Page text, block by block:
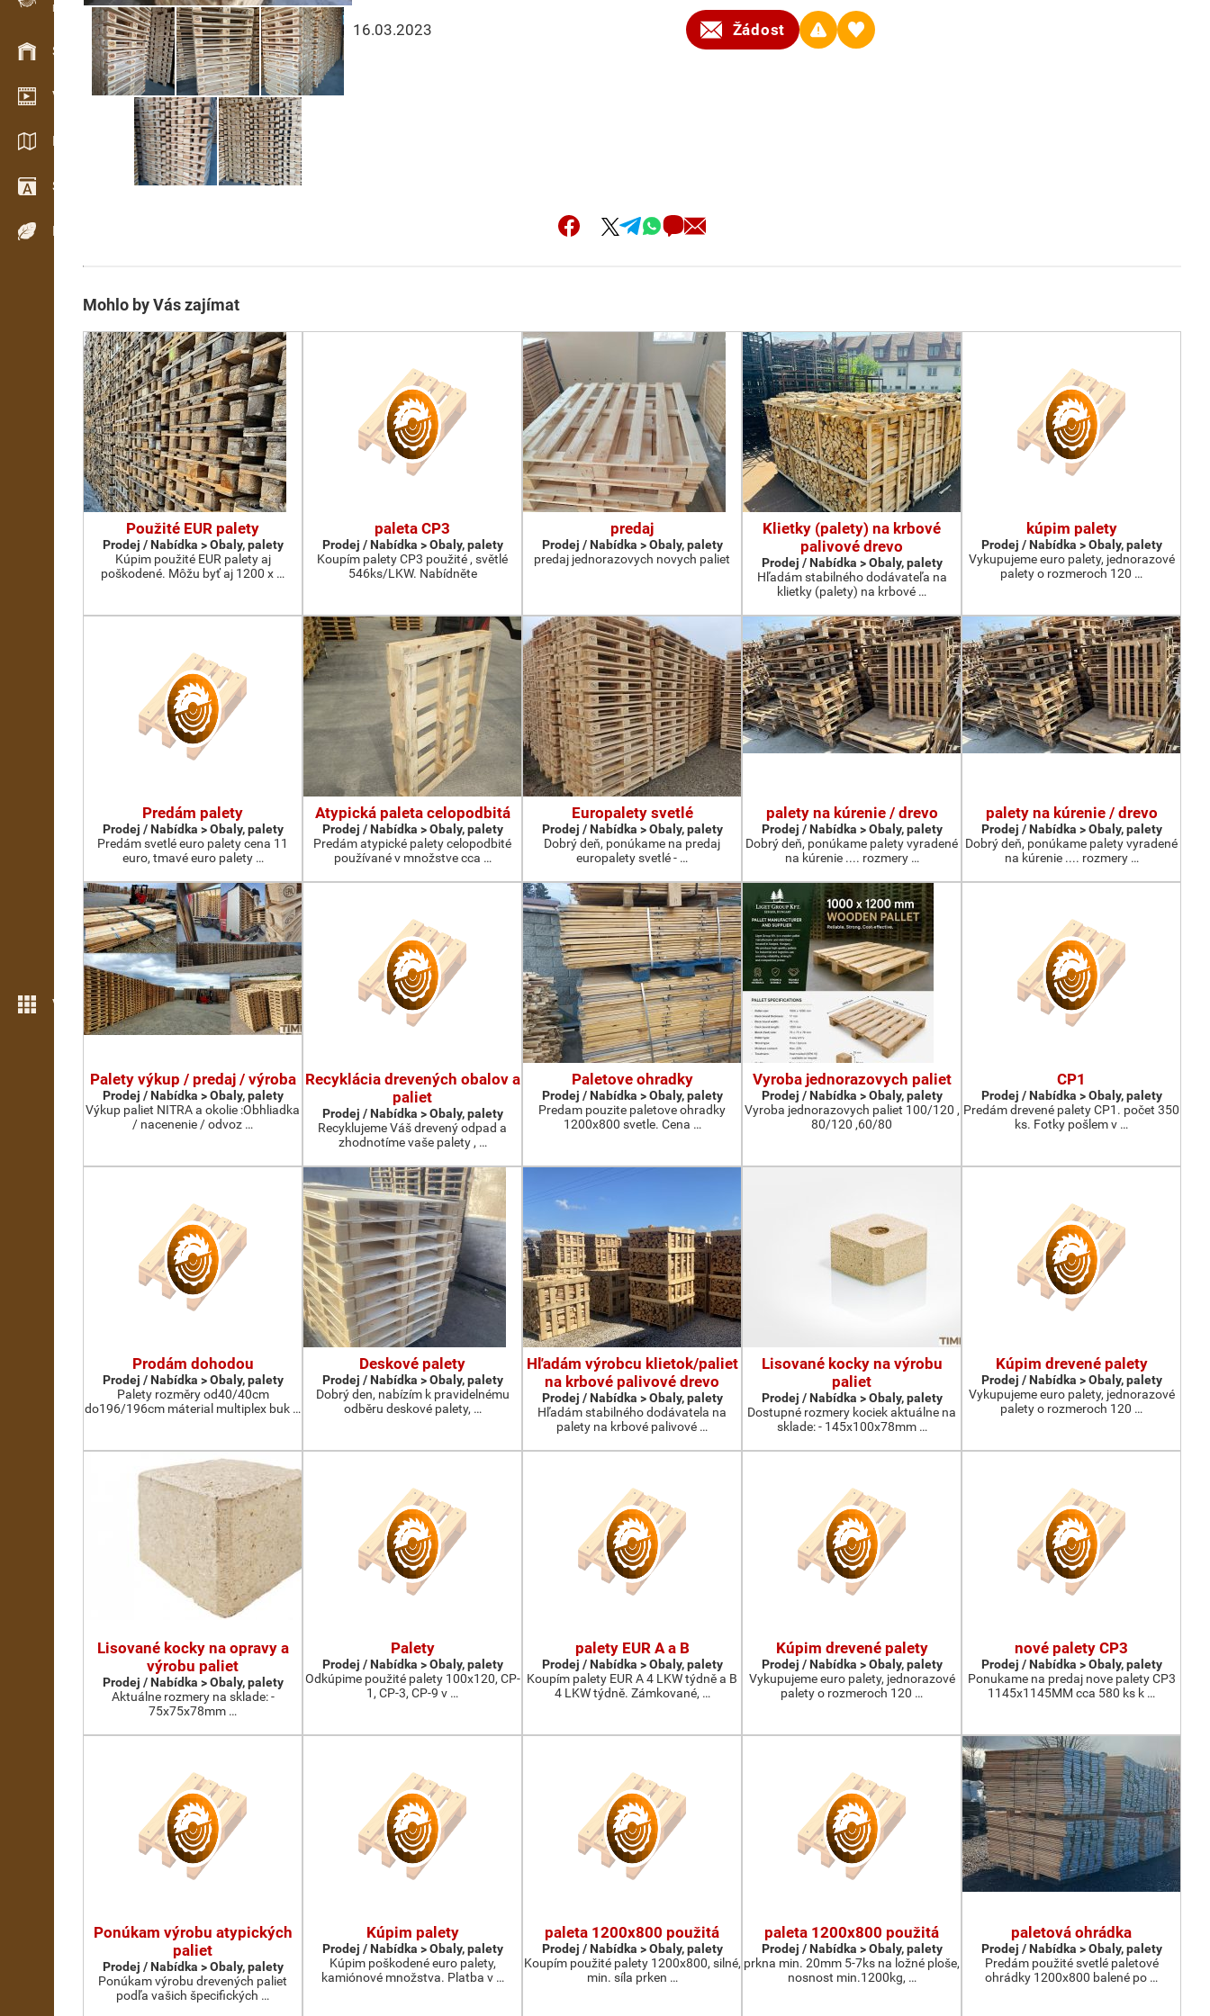
Evidence dřeva v terénu
Skladové hospodářství
Video showroom
Katalogy / Brožury
Slovník
Dřeviny
Více možností
16.03.2023 Žádost
Mohlo by Vás zajímat
Použité EUR palety
Prodej / Nabídka > Obaly, palety
Kúpim použité EUR palety aj
poškodené. Môžu byť aj 1200 x …
paleta CP3
Prodej / Nabídka > Obaly, palety
Koupím palety CP3 použité , světlé
546ks/LKW. Nabídněte
predaj
Prodej / Nabídka > Obaly, palety
predaj jednorazovych novych paliet
Klietky (palety) na krbové
palivové drevo
Prodej / Nabídka > Obaly, palety
Hľadám stabilného dodávateľa na
klietky (palety) na krbové …
kúpim palety
Prodej / Nabídka > Obaly, palety
Vykupujeme euro palety, jednorazové
palety o rozmeroch 120 …
Predám palety
Prodej / Nabídka > Obaly, palety
Predám svetlé euro palety cena 11
euro, tmavé euro palety …
Atypická paleta celopodbitá
Prodej / Nabídka > Obaly, palety
Predám atypické palety celopodbité
používané v množstve cca …
Europalety svetlé
Prodej / Nabídka > Obaly, palety
Dobrý deň, ponúkame na predaj
europalety svetlé - …
palety na kúrenie / drevo
Prodej / Nabídka > Obaly, palety
Dobrý deň, ponúkame palety vyradené
na kúrenie .... rozmery …
palety na kúrenie / drevo
Prodej / Nabídka > Obaly, palety
Dobrý deň, ponúkame palety vyradené
na kúrenie .... rozmery …
Palety výkup / predaj / výroba
Prodej / Nabídka > Obaly, palety
Výkup paliet NITRA a okolie :Obhliadka
/ nacenenie / odvoz …
Recyklácia drevených obalov a
paliet
Prodej / Nabídka > Obaly, palety
Recyklujeme Váš drevený odpad a
zhodnotíme vaše palety , …
Paletove ohradky
Prodej / Nabídka > Obaly, palety
Predam pouzite paletove ohradky
1200x800 svetle. Cena …
Vyroba jednorazovych paliet
Prodej / Nabídka > Obaly, palety
Vyroba jednorazovych paliet 100/120 ,
80/120 ,60/80
CP1
Prodej / Nabídka > Obaly, palety
Predám drevené palety CP1. počet 350
ks. Fotky pošlem v …
Prodám dohodou
Prodej / Nabídka > Obaly, palety
Palety rozměry od40/40cm
do196/196cm máterial multiplex buk …
Deskové palety
Prodej / Nabídka > Obaly, palety
Dobrý den, nabízím k pravidelnému
odběru deskové palety, …
Hľadám výrobcu klietok/paliet
na krbové palivové drevo
Prodej / Nabídka > Obaly, palety
Hľadám stabilného dodávatela na
palety na krbové palivové …
Lisované kocky na výrobu
paliet
Prodej / Nabídka > Obaly, palety
Dostupné rozmery kociek aktuálne na
sklade: - 145x100x78mm …
Kúpim drevené palety
Prodej / Nabídka > Obaly, palety
Vykupujeme euro palety, jednorazové
palety o rozmeroch 120 …
Lisované kocky na opravy a
výrobu paliet
Prodej / Nabídka > Obaly, palety
Aktuálne rozmery na sklade: -
75x75x78mm …
Palety
Prodej / Nabídka > Obaly, palety
Odkúpime použité palety 100x120, CP-
1, CP-3, CP-9 v …
palety EUR A a B
Prodej / Nabídka > Obaly, palety
Koupím palety EUR A 4 LKW týdně a B
4 LKW týdně. Zámkované, …
Kúpim drevené palety
Prodej / Nabídka > Obaly, palety
Vykupujeme euro palety, jednorazové
palety o rozmeroch 120 …
nové palety CP3
Prodej / Nabídka > Obaly, palety
Ponukame na predaj nove palety CP3
1145x1145MM cca 580 ks k …
Ponúkam výrobu atypických
paliet
Prodej / Nabídka > Obaly, palety
Ponúkam výrobu drevených paliet
podľa vašich špecifických …
Kúpim palety
Prodej / Nabídka > Obaly, palety
Kúpim poškodené euro palety,
kamiónové množstva. Platba v …
paleta 1200x800 použitá
Prodej / Nabídka > Obaly, palety
Koupím použité palety 1200x800, silné,
min. síla prken …
paleta 1200x800 použitá
Prodej / Nabídka > Obaly, palety
prkna min. 20mm 5-7ks na ložné ploše,
nosnost min.1200kg, …
paletová ohrádka
Prodej / Nabídka > Obaly, palety
Predám použité svetlé paletové
ohrádky 1200x800 balené po …